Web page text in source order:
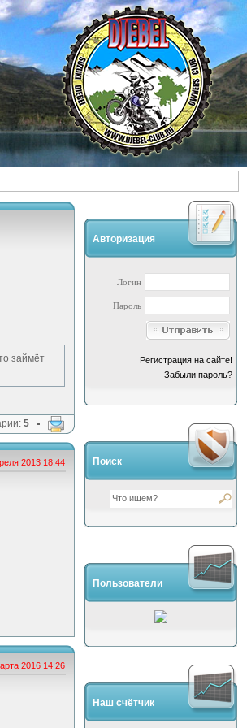
займёт
5
2013 18:44
2016 14:26
Авторизация
Логин
Пароль
Регистрация на сайте!
Забыли пароль?
Поиск
Пользователи
Наш счётчик